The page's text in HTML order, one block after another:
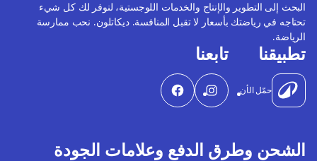
البحث إلى التطوير والإنتاج والخدمات اللوجستية، لنوفر لك كل شيء
تحتاجه في رياضتك بأسعار لا تقبل المنافسة. ديكاتلون. نحب ممارسة
الرياضة.
تطبيقنا
حمّل الأن
تابعنا
الشحن وطرق الدفع وعلامات الجودة